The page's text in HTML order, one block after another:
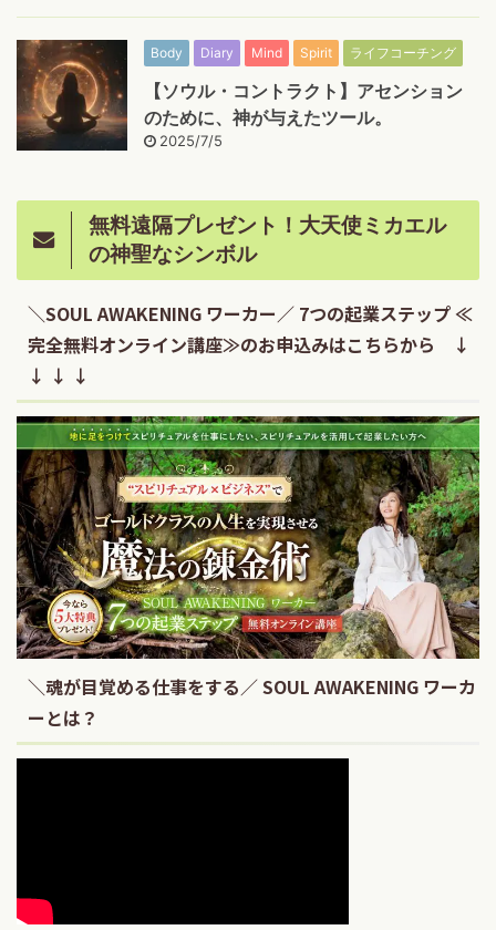
Body Diary Mind Spirit ライフコーチング
【ソウル・コントラクト】アセンション
のために、神が与えたツール。
2025/7/5
無料遠隔プレゼント！大天使ミカエル
の神聖なシンボル
＼SOUL AWAKENING ワーカー／ 7つの起業ステップ ≪
完全無料オンライン講座≫のお申込みはこちらから ↓
↓ ↓ ↓
＼魂が目覚める仕事をする／ SOUL AWAKENING ワーカ
ーとは？